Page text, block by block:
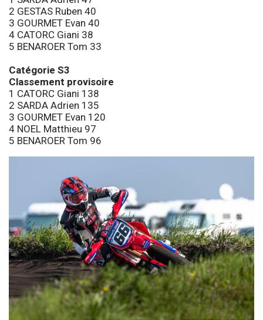
2 GESTAS Ruben 40
3 GOURMET Evan 40
4 CATORC Giani 38
5 BENAROER Tom 33
Catégorie S3
Classement provisoire
1 CATORC Giani 138
2 SARDA Adrien 135
3 GOURMET Evan 120
4 NOEL Matthieu 97
5 BENAROER Tom 96